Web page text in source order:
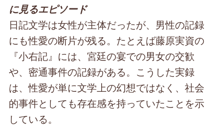
に見るエピソード
日記文学は女性が主体だったが、男性の記録
にも性愛の断片が残る。たとえば藤原実資の
『小右記』には、宮廷の宴での男女の交歓
や、密通事件の記録がある。こうした実録
は、性愛が単に文学上の幻想ではなく、社会
的事件としても存在感を持っていたことを示
している。